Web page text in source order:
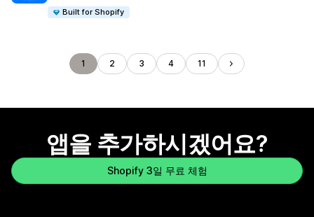
Built for Shopify
1 2 3 4 11
앱을 추가하시겠어요?
Shopify 3일 무료 체험